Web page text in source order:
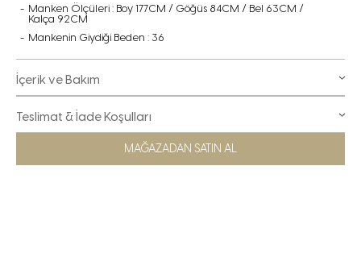
Manken Ölçüleri : Boy 177CM / Göğüs 84CM / Bel 63CM /
Kalça 92CM
Mankenin Giydiği Beden : 36
İçerik ve Bakım
Teslimat & İade Koşulları
MAĞAZADAN SATIN AL